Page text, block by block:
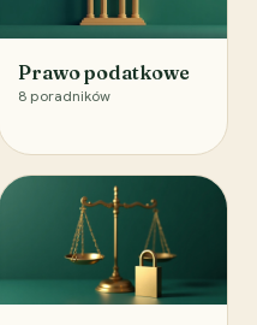
Prawo podatkowe
8 poradników